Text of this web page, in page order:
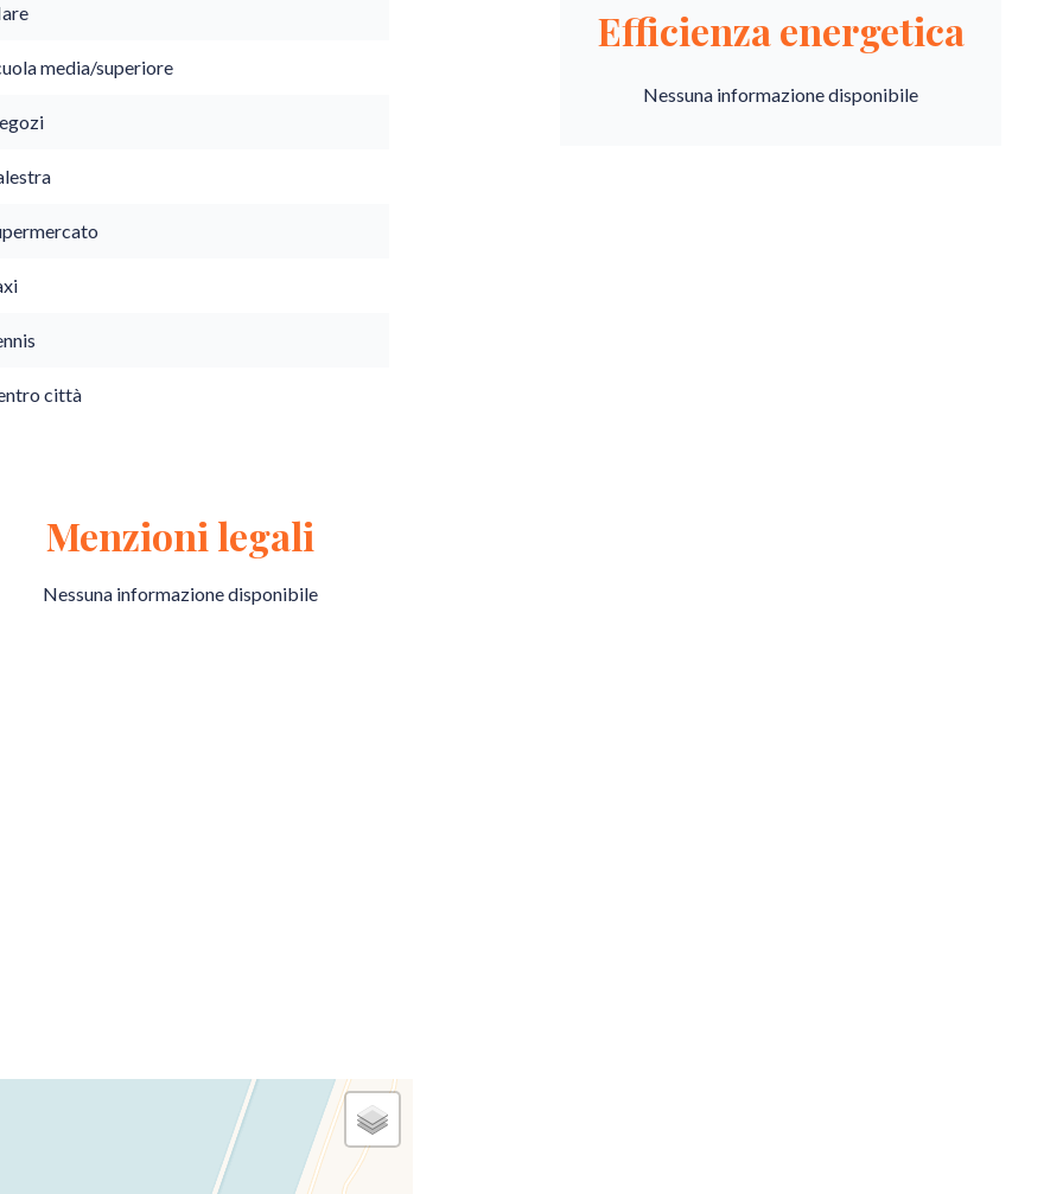
media/superiore
città
Menzioni legali
Nessuna informazione disponibile
Efficienza energetica
Nessuna informazione disponibile